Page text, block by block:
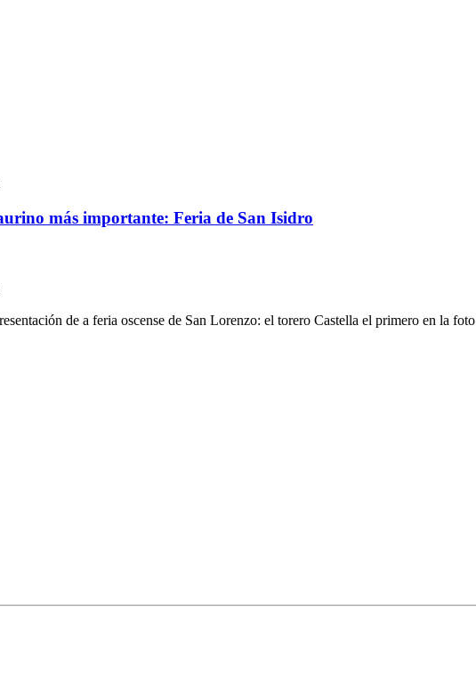
más importante: Feria de San Isidro
de a feria oscense de San Lorenzo: el torero Castella el primero en la foto